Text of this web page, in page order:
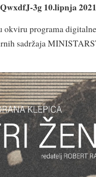
3g 10.lipnja
okviru programa
sadržaja